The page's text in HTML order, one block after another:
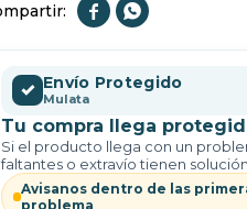
 
✓ Envío Protegido
Mulata
Tu compra llega
Si el producto llega con un
faltantes o extravío tienen solución.
Avisanos dentro de las
problema